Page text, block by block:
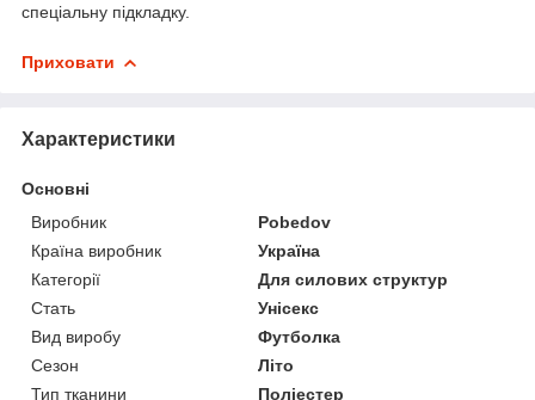
спеціальну підкладку.
Приховати
Характеристики
Основні
Виробник
Pobedov
Країна виробник
Україна
Категорії
Для силових структур
Стать
Унісекс
Вид виробу
Футболка
Сезон
Літо
Тип тканини
Поліестер